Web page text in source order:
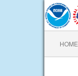
HOME